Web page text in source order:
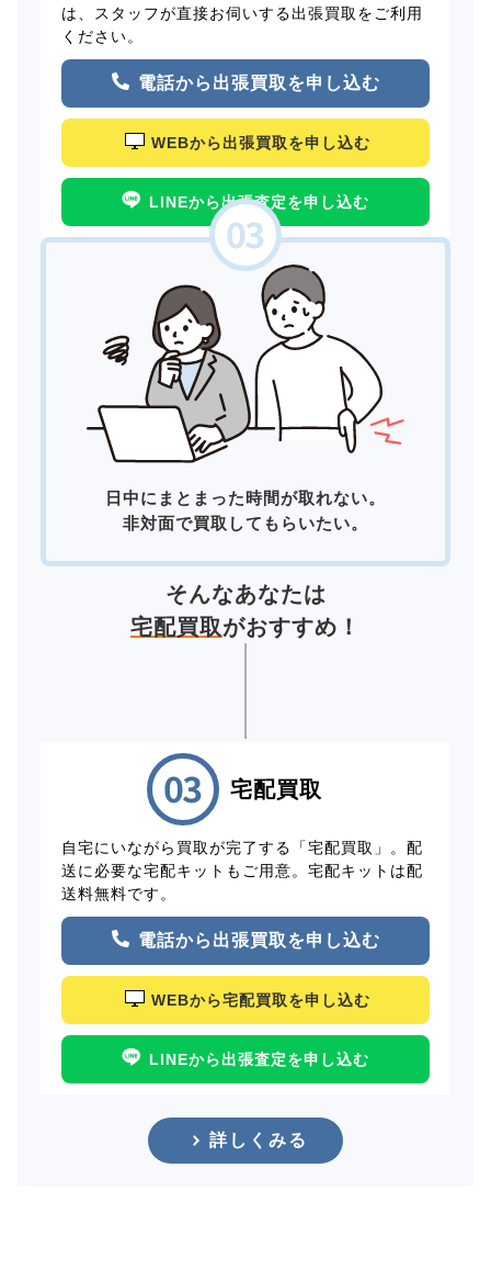
は、スタッフが直接お伺いする出張買取をご利用
ください。
電話から出張買取を申し込む
WEBから出張買取を申し込む
LINEから出張査定を申し込む
日中にまとまった時間が取れない。
非対面で買取してもらいたい。
そんなあなたは
宅配買取がおすすめ！
宅配買取
自宅にいながら買取が完了する「宅配買取」。配
送に必要な宅配キットもご用意。宅配キットは配
送料無料です。
電話から出張買取を申し込む
WEBから宅配買取を申し込む
LINEから出張査定を申し込む
詳しくみる